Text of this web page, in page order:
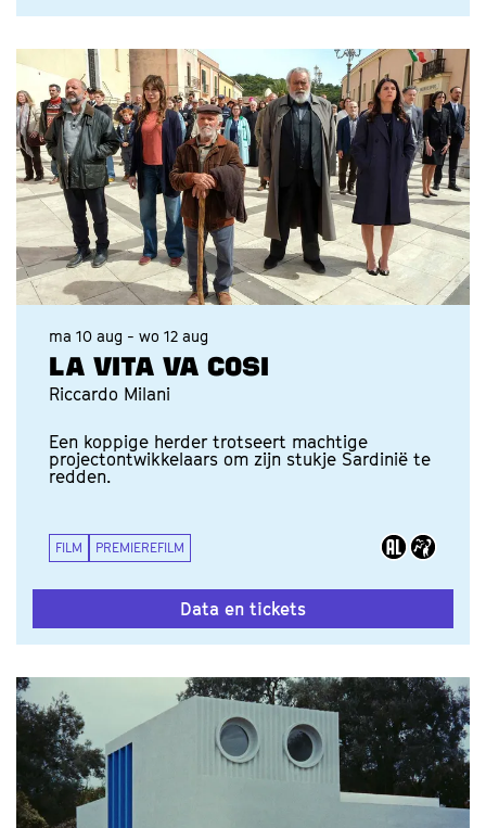
LA VITA VA COSI
Riccardo Milani
ma 10 aug - wo 12 aug
Een koppige herder trotseert machtige
projectontwikkelaars om zijn stukje Sardinië te
redden.
FILM PREMIEREFILM
Data en tickets